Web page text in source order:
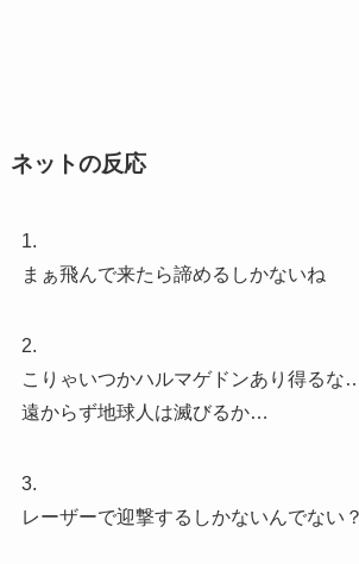
ネットの反応
1.
まぁ飛んで来たら諦めるしかないね
2.
こりゃいつかハルマゲドンあり得るな
遠からず地球人は滅びるか…
3.
レーザーで迎撃するしかないんでない？